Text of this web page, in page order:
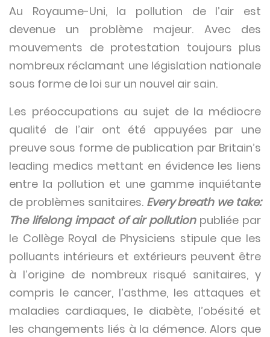
Au Royaume-Uni, la pollution de l’air est
devenue un problème majeur. Avec des
mouvements de protestation toujours plus
nombreux réclamant une législation nationale
sous forme de loi sur un nouvel air sain.
Les préoccupations au sujet de la médiocre
qualité de l’air ont été appuyées par une
preuve sous forme de publication par Britain’s
leading medics mettant en évidence les liens
entre la pollution et une gamme inquiétante
de problèmes sanitaires. Every breath we take:
The lifelong impact of air pollutionpubliée par
le Collège Royal de Physiciens stipule que les
polluants intérieurs et extérieurs peuvent être
à l’origine de nombreux risqué sanitaires, y
compris le cancer, l’asthme, les attaques et
maladies cardiaques, le diabète, l’obésité et
les changements liés à la démence. Alors que